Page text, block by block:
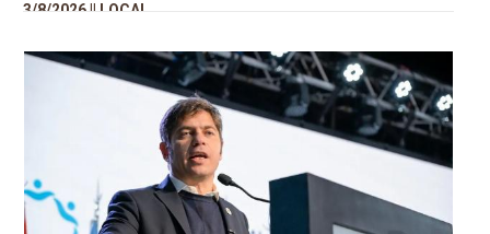
3/8/2026 || LOCAL